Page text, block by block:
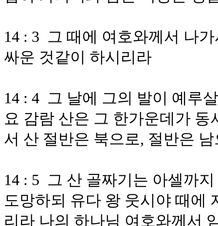
14 : 3 그 때에 여호와께서 나
싸운 것같이 하시리라
14 : 4 그 날에 그의 발이 예루
요 감람 산은 그 한가운데가
서 산 절반은 북으로, 절반은
14 : 5 그 산 골짜기는 아셀까
도망하되 유다 왕 웃시야 때에
리라 나의 하나님 여호와께서